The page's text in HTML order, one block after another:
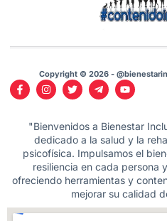
Copyright © 2026 -
"Bienvenidos a Bienestar
dedicado a la salud y la
psicofísica. Impulsamos el
resiliencia en cada persona
ofreciendo herramientas y
mejorar su calidad